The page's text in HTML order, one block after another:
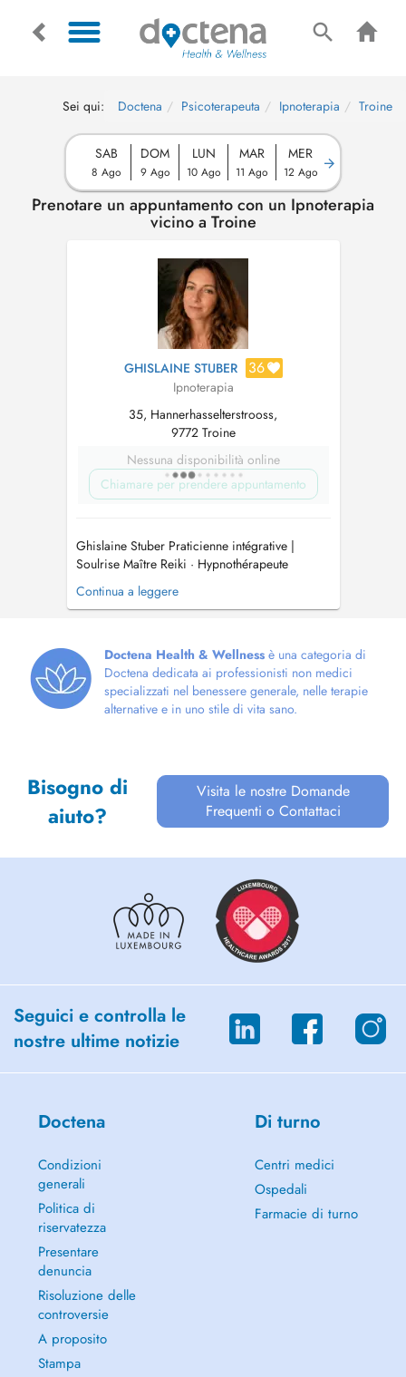
Sei qui: Doctena Psicoterapeuta Ipnoterapia Troine
SAB
8 Ago
DOM
9 Ago
LUN
10 Ago
MAR
11 Ago
MER
12 Ago
Prenotare un appuntamento con un Ipnoterapia
vicino a Troine
GHISLAINE STUBER 36
Ipnoterapia
35, Hannerhasselterstrooss,
9772 Troine
Nessuna disponibilità online
Chiamare per prendere appuntamento
Ghislaine Stuber Praticienne intégrative |
Soulrise Maître Reiki · Hypnothérapeute
certifiée · EFT Niveau 2 · Numérologie ·
Human Design Ce que vous vivez a un sens. Et
schémas qui se répètent malgré tou...
Continua a leggere
Doctena Health & Wellness è una categoria di
Doctena dedicata ai professionisti non medici
specializzati nel benessere generale, nelle terapie
alternative e in uno stile di vita sano.
Bisogno di
aiuto?
Visita le nostre Domande
Frequenti o Contattaci
Seguici e controlla le
nostre ultime notizie
Doctena
Condizioni
generali
Politica di
riservatezza
Presentare
denuncia
Risoluzione delle
controversie
A proposito
Stampa
Di turno
Centri medici
Ospedali
Farmacie di turno